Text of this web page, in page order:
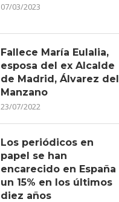
07/03/2023
Fallece María Eulalia,
esposa del ex Alcalde
de Madrid, Álvarez del
Manzano
23/07/2022
Los periódicos en
papel se han
encarecido en España
un 15% en los últimos
diez años